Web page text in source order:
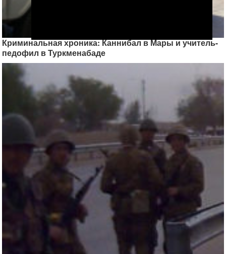
Криминальная хроника: Каннибал в Мары и учитель-
педофил в Туркменабаде